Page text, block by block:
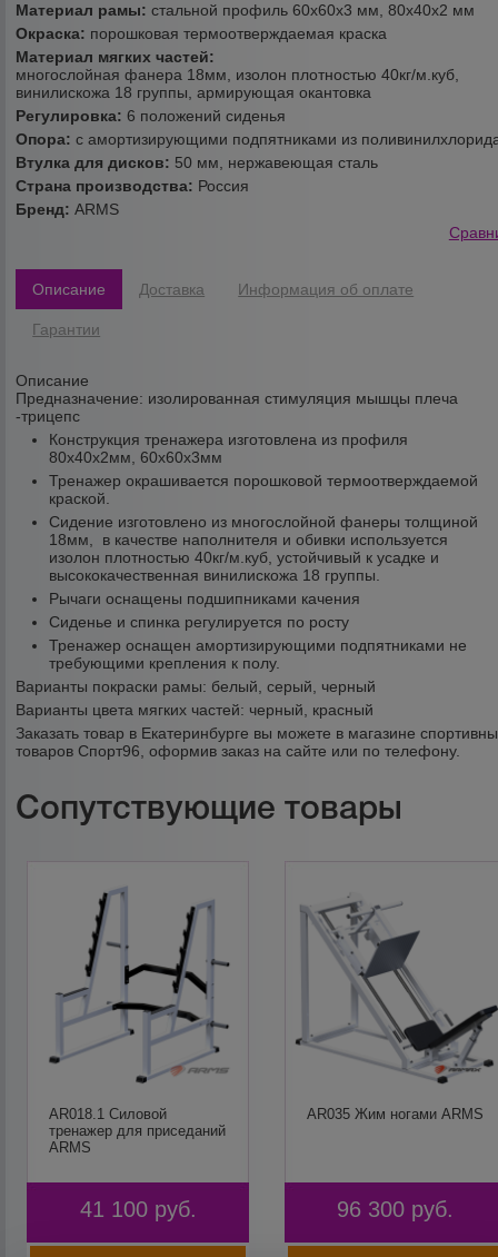
Материал рамы:стальной профиль 60х60х3 мм, 80х40х2 мм
Окраска: порошковая термоотверждаемая краска
Материал мягких частей:
многослойная фанера 18мм, изолон плотностью 40кг/м.куб,
винилискожа 18 группы, армирующая окантовка
Регулировка:6 положений сиденья
Опора:с амортизирующими подпятниками из
Втулка для дисков: 50 мм, нержавеющая сталь
Страна производства: Россия
Бренд:ARMS
Описание Доставка Информация об оплате
Гарантии
Описание
Предназначение: изолированная стимуляция мышцы плеча
-трицепс
Конструкция тренажера изготовлена из профиля
80х40х2мм, 60х60х3мм
Тренажер окрашивается порошковой термоотверждаемой
краской.
Сидение изготовлено из многослойной фанеры толщиной
18мм, в качестве наполнителя и обивки используется
изолон плотностью 40кг/м.куб, устойчивый к усадке и
высококачественная винилискожа 18 группы.
Рычаги оснащены подшипниками качения
Сиденье и спинка регулируется по росту
Тренажер оснащен амортизирующими подпятниками не
требующими крепления к полу.
Варианты покраски рамы: белый, серый, черный
Варианты цвета мягких частей: черный, красный
Заказать товар в Екатеринбурге вы можете в магазине
товаров Спорт96, оформив заказ на сайте или по телефону.
Сопутствующие товары
AR018.1 Силовой
тренажер для приседаний
ARMS
41 100 руб.
AR035 Жим ногами ARMS
96 300 руб.